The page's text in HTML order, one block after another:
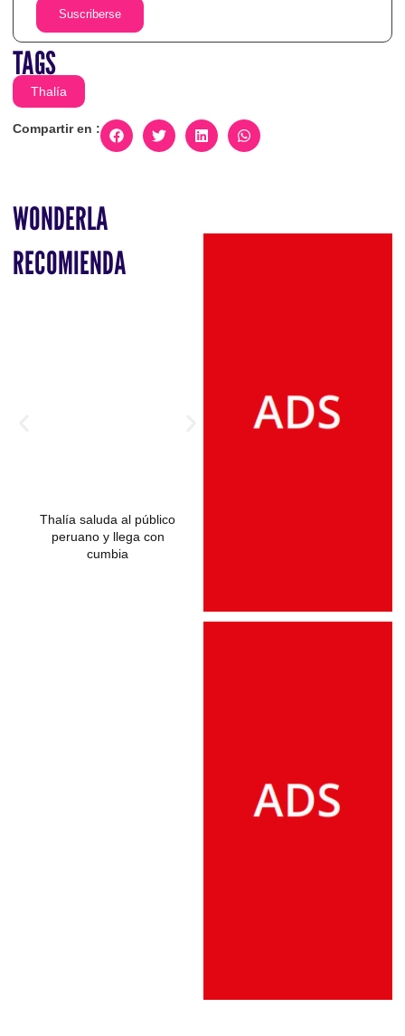
Suscriberse
TAGS
Thalía
Compartir en :
WONDERLA
RECOMIENDA
Thalía saluda al público
peruano y llega con
cumbia